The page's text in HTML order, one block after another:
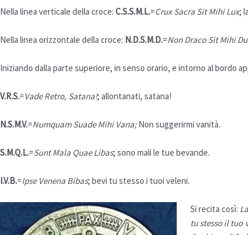
Nella linea verticale della croce: C.S.S.M.L.=Crux Sacra Sit Mihi Lux;
Nella linea orizzontale della croce: N.D.S.M.D.=Non Draco Sit Mihi
Iniziando dalla parte superiore, in senso orario, e intorno al bordo
V.R.S.=Vade Retro, Satana!; allontanati, satana!
N.S.M.V.=Numquam Suade Mihi Vana;Non suggerirmi vanità.
S.M.Q.L.=Sunt Mala Quae Libas; sono mali le tue bevande.
I.V.B.=Ipse Venena Bibas; bevi tu stesso i tuoi veleni.
Si recita così:
tu stesso il tuo